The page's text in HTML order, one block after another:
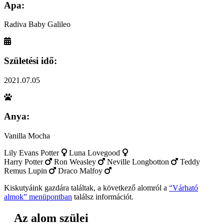
Apa:
Radiva Baby Galileo
Születési idő:
2021.07.05
Anya:
Vanilla Mocha
Lily Evans Potter
Luna Lovegood
Harry Potter
Ron Weasley Neville Longbotton
Teddy
Remus Lupin
Draco Malfoy
Kiskutyáink gazdára találtak, a következő alomról a “Várható
almok” menüpontban találsz információt.
Az alom szülei